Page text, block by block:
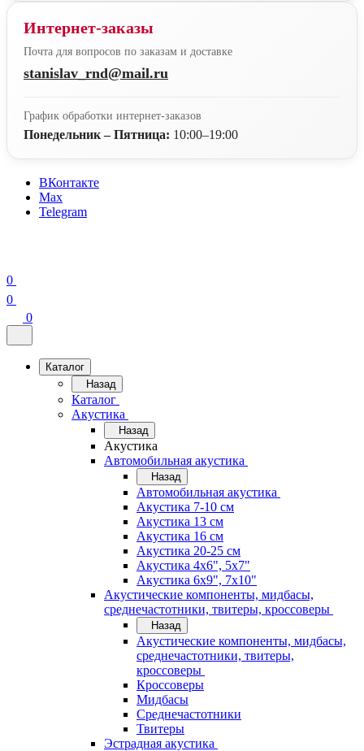
Интернет-заказы
Почта для вопросов по заказам и доставке
stanislav_rnd@mail.ru
График обработки интернет-заказов
Понедельник – Пятница: 10:00–19:00
ВКонтакте
Max
Telegram
0
0
0
Каталог
Назад
Каталог
Акустика
Назад
Акустика
Автомобильная акустика
Назад
Автомобильная акустика
Акустика 7-10 см
Акустика 13 см
Акустика 16 см
Акустика 20-25 см
Акустика 4х6", 5х7"
Акустика 6х9", 7х10"
Акустические компоненты, мидбасы,
среднечастотники, твитеры, кроссоверы
Назад
Акустические компоненты, мидбасы,
среднечастотники, твитеры,
кроссоверы
Кроссоверы
Мидбасы
Среднечастотники
Твитеры
Эстрадная акустика